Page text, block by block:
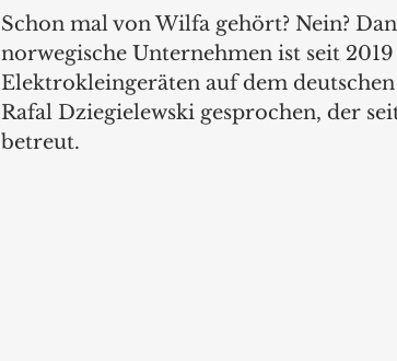
Schon mal von Wilfa gehört? Nein?
norwegische Unternehmen ist seit
Elektrokleingeräten auf dem
Rafal Dziegielewski gesprochen, der
betreut.